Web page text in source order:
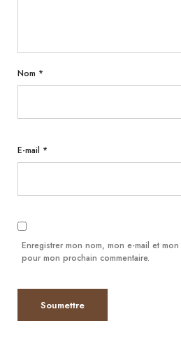
Nom *
E-mail *
Enregistrer mon nom, mon e-mail et
pour mon prochain commentaire.